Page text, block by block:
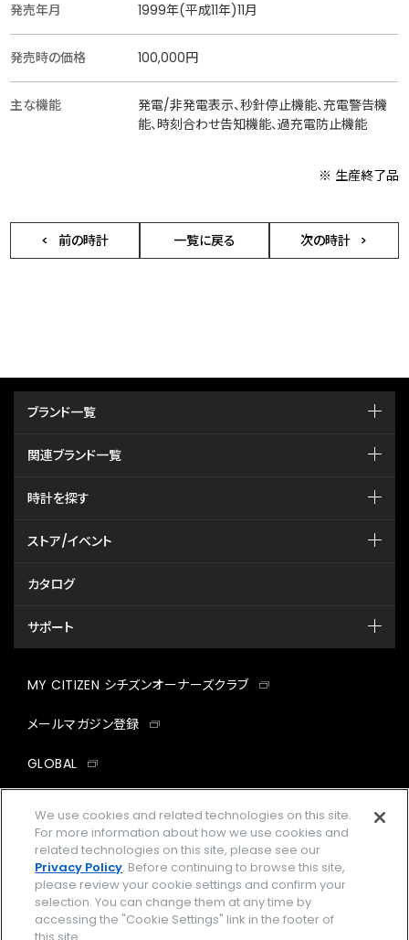
発売年月 1999年(平成11年)11月
発売時の価格 100,000円
主な機能
発電/非発電表示、秒針停止機能、充電警告機
能、時刻合わせ告知機能、過充電防止機能
※ 生産終了品
前の時計 一覧に戻る 次の時計
ブランド一覧
関連ブランド一覧
時計を探す
ストア/イベント
カタログ
サポート
MY CITIZEN シチズンオーナーズクラブ
メールマガジン登録
GLOBAL
facebookinstagramtwitter
企業情報 ご利用規約
プライバシーポリシー Cookies Settings
We use cookies and related technologies on this site.
For more information about how we use cookies and
related technologies on this site, please see our
Privacy Policy. Before continuing to browse this site,
please review your cookie settings and confirm your
selection. You can change them at any time by
accessing the "Cookie Settings" link in the footer of